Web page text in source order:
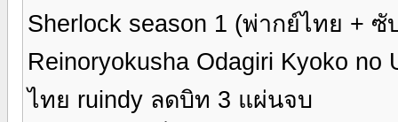
Sherlock season 1 (พ่ากย์ไทย +
Reinoryokusha Odagiri Kyoko
ไทย ruindy ลดบิท 3 แผ่นจบ